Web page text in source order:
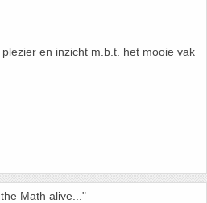
en inzicht m.b.t. het mooie vak
Math alive..."